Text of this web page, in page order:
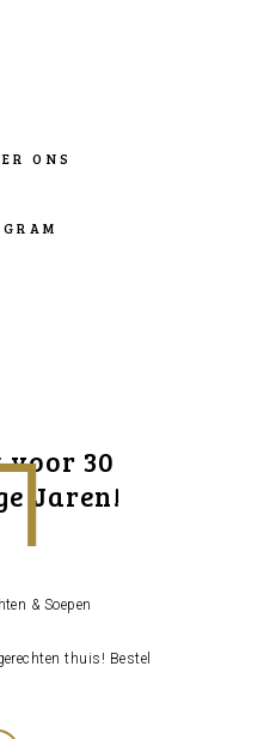
ONS
voor 30
Jaren!
thuis! Bestel